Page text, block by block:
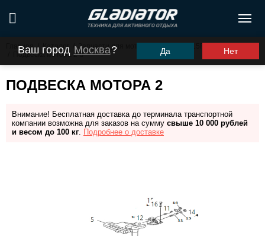
Ваш город Москва? Да Нет
Главная / Каталог Запчасти для моторов ПЛМ
G15FHS (G9.9FHS)
Подвеска мотора 2
ПОДВЕСКА МОТОРА 2
Внимание! Бесплатная доставка до терминала транспортной
компании возможна для заказов на сумму свыше 10 000 рублей
и весом до 100 кг. Подробнее о доставке